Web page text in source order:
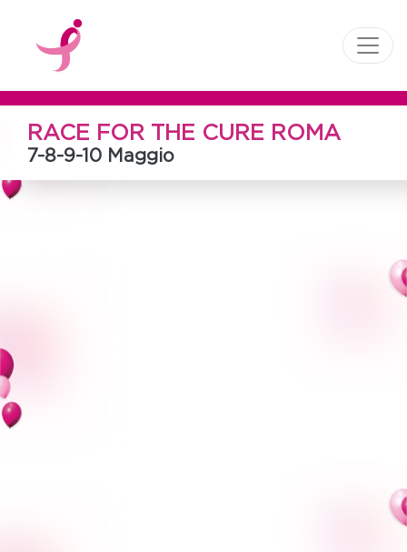
RACE FOR THE CURE ROMA
7-8-9-10 Maggio